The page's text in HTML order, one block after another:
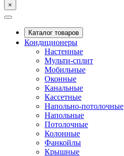
×
Каталог товаров
Кондиционеры
Настенные
Мульти-сплит
Мобильные
Оконные
Канальные
Кассетные
Напольно-потолочные
Напольные
Потолочные
Колонные
Фанкойлы
Крышные